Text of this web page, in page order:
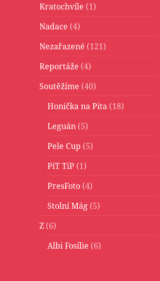
Kratochvíle (1)
Nadace (4)
Nezařazené (121)
Reportáže (4)
Soutěžíme (40)
Honička na Pita (18)
Leguán (5)
Pele Cup (5)
PiT TiP (1)
PresFoto (4)
Stolní Mág (5)
Z (6)
Albi Fosílie (6)